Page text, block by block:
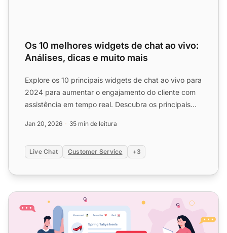
Os 10 melhores widgets de chat ao vivo:
Análises, dicas e muito mais
Explore os 10 principais widgets de chat ao vivo para
2024 para aumentar o engajamento do cliente com
assistência em tempo real. Descubra os principais
Jan 20, 2026 35 min de leitura
Live Chat Customer Service +3
Chat ao Vivo para E-Commerce e Serviços